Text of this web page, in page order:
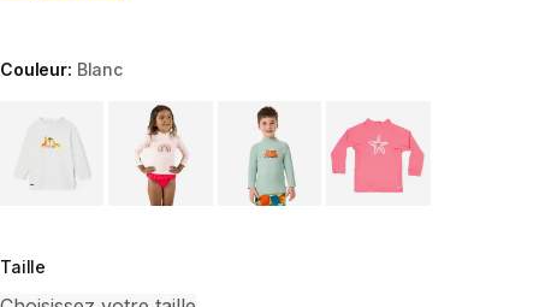
Couleur: Blanc
Choose a variant
Taille